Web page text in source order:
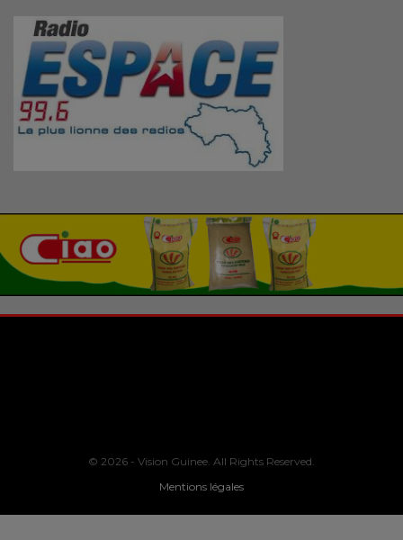
© 2026 - Vision Guinee. All Rights Reserved.
Mentions légales